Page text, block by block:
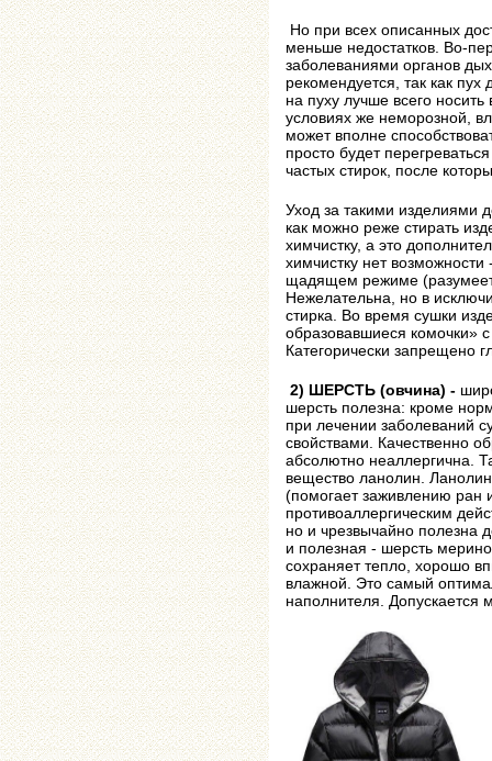
Но при всех описанных
меньше недостатков. Во-
заболеваниями органов
рекомендуется, так как
на пуху лучше всего
условиях же неморозной,
может вполне
просто будет
частых стирок, после
Уход за такими изделиями
как можно реже стирать
химчистку, а это
химчистку нет
щадящем режиме
Нежелательна, но в
стирка. Во время сушки
образовавшиеся комочки»
Категорически запрещено
2) ШЕРСТЬ (овчина) -
шерсть полезна: кроме
при лечении заболеваний
свойствами. Качественно
абсолютно неаллергична.
вещество ланолин.
(помогает заживлению ран
противоаллергическим
но и чрезвычайно полезна
и полезная - шерсть
сохраняет тепло, хорошо
влажной. Это самый
наполнителя. Допускается